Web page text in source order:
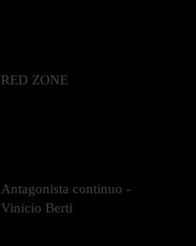
RED ZONE
Antagonista continuo -
Vinicio Berti